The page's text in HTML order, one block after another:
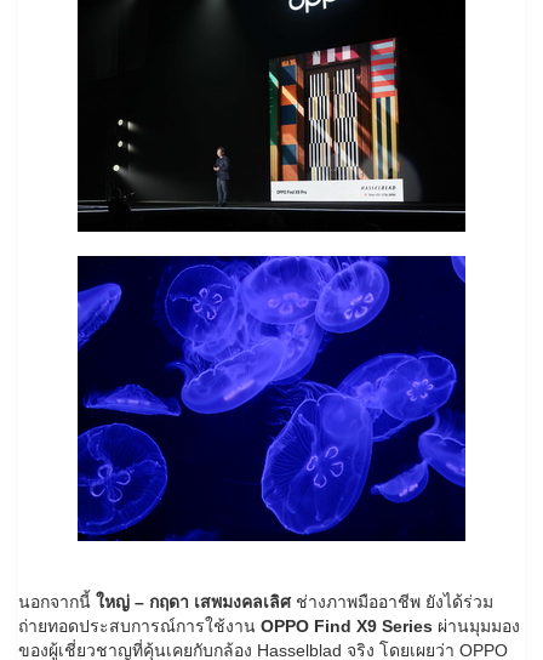
นอกจากนี้ ใหญ่ – กฤดา เสพมงคลเลิศ ช่างภาพมืออาชีพ ยังได้ร่วม
ถ่ายทอดประสบการณ์การใช้งาน OPPO Find X9 Series ผ่านมุมมอง
ของผู้เชี่ยวชาญที่คุ้นเคยกับกล้อง Hasselblad จริง โดยเผยว่า OPPO